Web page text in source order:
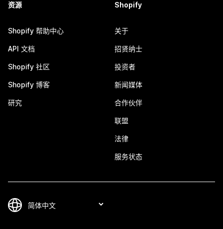
资源
Shopify 帮助中心
API 文档
Shopify 社区
Shopify 博客
研究
Shopify
关于
招贤纳士
投资者
新闻媒体
合作伙伴
联盟
法律
服务状态